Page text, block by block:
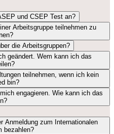
und CSEP Test an?
Arbeitsgruppe teilnehmen zu
die Arbeitsgruppen?
geändert. Wem kann ich das
teilnehmen, wenn ich kein
bin?
engagieren. Wie kann ich das
Anmeldung zum Internationalen
bezahlen?